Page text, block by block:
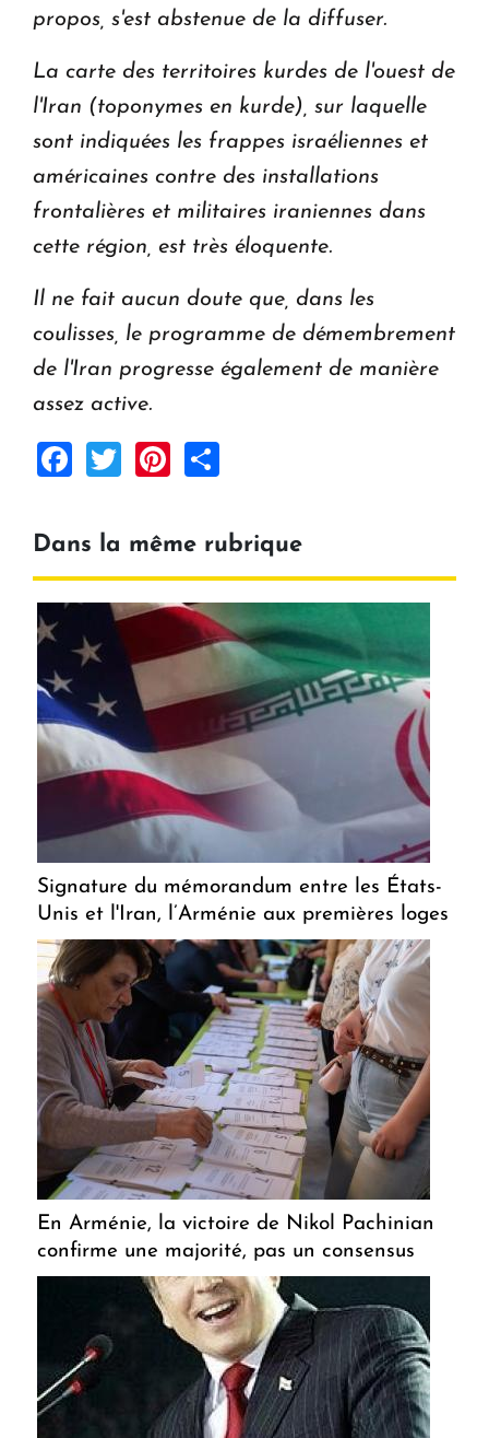
propos, s'est abstenue de la diffuser.
La carte des territoires kurdes de l'ouest de
l'Iran (toponymes en kurde), sur laquelle
sont indiquées les frappes israéliennes et
américaines contre des installations
frontalières et militaires iraniennes dans
cette région, est très éloquente.
Il ne fait aucun doute que, dans les
coulisses, le programme de démembrement
de l'Iran progresse également de manière
assez active.
Facebook
TwitterPinterest
Dans la même rubrique
Signature du mémorandum entre les États-
Unis et l'Iran, l’Arménie aux premières loges
En Arménie, la victoire de Nikol Pachinian
confirme une majorité, pas un consensus